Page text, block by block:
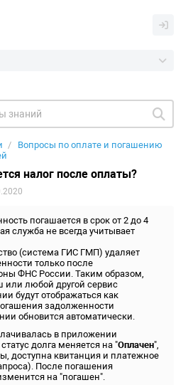
Вопросы по оплате и погашению
налог после оплаты?
погашается в срок от 2 до 4
служба не всегда учитывает
(система ГИС ГМП) удаляет
только после
ФНС России. Таким образом,
или любой другой сервис
будут отображаться как
задолженности
обновится автоматически.
в приложении
долга меняется на "Оплачен",
доступна квитанция и платежное
После погашения
на "погашен".